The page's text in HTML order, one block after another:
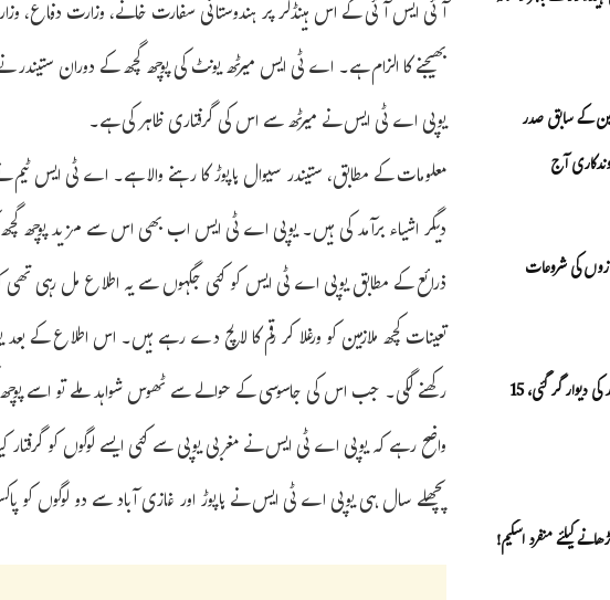
آئی ایس آئی کے اس ہینڈلر پر ہندوستانی سفارت خانے، وزارت دفاع،
بھیجنے کا الزام ہے۔ اے ٹی ایس میرٹھ یونٹ کی پوچھ گچھ کے دوران ستیندر
یوپی اے ٹی ایس نے میرٹھ سے اس کی گرفتاری ظاہر کی ہے۔
معلومات کے مطابق، ستیندر سیوال ہاپوڑ کا رہنے والا ہے۔ اے ٹی ایس
دیگر اشیاء برآمد کی ہیں۔ یوپی اے ٹی ایس اب بھی اس سے مزید پوچھ
ذرائع کے مطابق یوپی اے ٹی ایس کو کئی جگہوں سے یہ اطلاع مل رہی تھی
تعینات کچھ ملازمین کو ورغلا کر رقم کا لالچ دے رہے ہیں۔ اس اطلاع کے
رکھنے لگی۔ جب اس کی جاسوسی کے حوالے سے ٹھوس شواہد ملے تو اسے پوچھ
واضح رہے کہ یوپی اے ٹی ایس نے مغربی یوپی سے کئی ایسے لوگوں کو
پچھلے سال ہی یوپی اے ٹی ایس نے ہاپوڑ اور غازی آباد سے دو لوگوں کو
کے سابق صدر
آج
نماز جمعہ کے دوران مسجد کی دیوار گر گئی، 15
کیلئے منفرد اسکیم!